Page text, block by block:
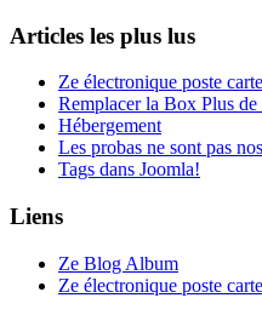
Articles les plus lus
Ze électronique poste carte
Remplacer la Box Plus
Hébergement
Les probas ne sont pas
Tags dans Joomla!
Liens
Ze Blog Album
Ze électronique poste carte